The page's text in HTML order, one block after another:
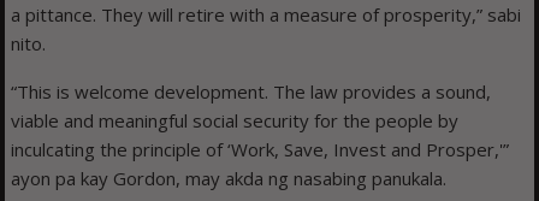
a pittance. They will retire with a measure of prosperity,” sabi
nito.
“This is welcome development. The law provides a sound,
viable and meaningful social security for the people by
inculcating the principle of ‘Work, Save, Invest and Prosper,'”
ayon pa kay Gordon, may akda ng nasabing panukala.